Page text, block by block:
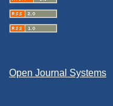
Open Journal Systems